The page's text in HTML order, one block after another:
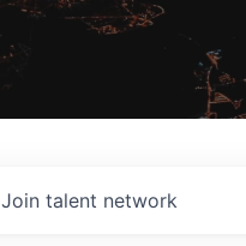
Join talent network